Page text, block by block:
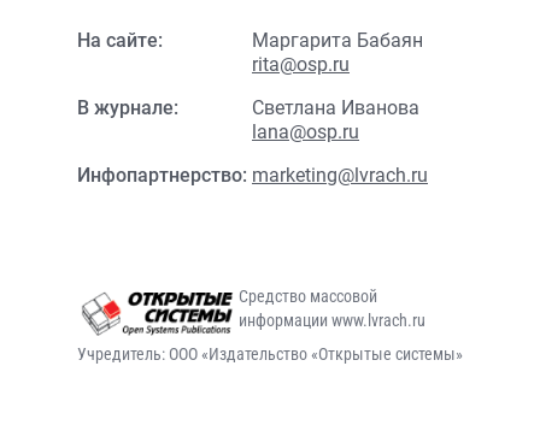
На сайте:
Маргарита Бабаян
rita@osp.ru
В журнале:
Светлана Иванова
lana@osp.ru
Инфопартнерство: marketing@lvrach.ru
Средство массовой
информации www.lvrach.ru
Учредитель: ООО «Издательство «Открытые системы»